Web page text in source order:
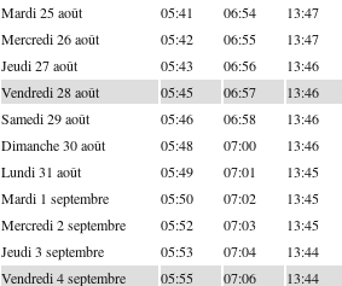
Mardi 25 août 05:41 06:54 13:47
Mercredi 26 août 05:42 06:55 13:47
Jeudi 27 août 05:43 06:56 13:46
Vendredi 28 août 05:45 06:57 13:46
Samedi 29 août 05:46 06:58 13:46
Dimanche 30 août 05:48 07:00 13:46
Lundi 31 août 05:49 07:01 13:45
Mardi 1 septembre 05:50 07:02 13:45
Mercredi 2 septembre 05:52 07:03 13:45
Jeudi 3 septembre 05:53 07:04 13:44
Vendredi 4 septembre 05:55 07:06 13:44